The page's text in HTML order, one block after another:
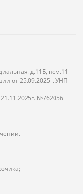
д.11Б, пом.11
от 25.09.2025г. УНП
№762056